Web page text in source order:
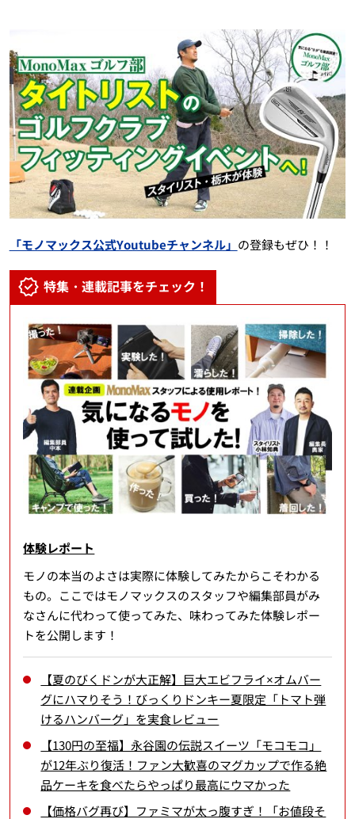
「モノマックス公式Youtubeチャンネル」 の登録もぜひ！！
特集・連載記事をチェック！
体験レポート
モノの本当のよさは実際に体験してみたからこそわかる
もの。ここではモノマックスのスタッフや編集部員がみ
なさんに代わって使ってみた、味わってみた体験レポー
トを公開します！
【夏のびくドンが大正解】巨大エビフライ×オムバー
グにハマりそう！びっくりドンキー夏限定「トマト弾
けるハンバーグ」を実食レビュー
【130円の至福】永谷園の伝説スイーツ「モコモコ」
が12年ぶり復活！ファン大歓喜のマグカップで作る絶
品ケーキを食べたらやっぱり最高にウマかった
【価格バグ再び】ファミマが太っ腹すぎ！「お値段そ